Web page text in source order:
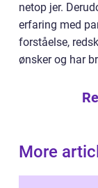
netop jer.
erfaring med
forståelse,
ønsker og har
More